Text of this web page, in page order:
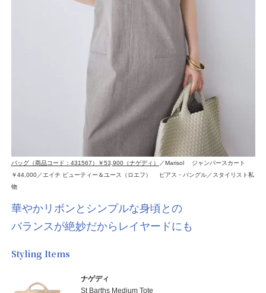
バッグ（商品コード：431567）￥53,900（ナゲディ）
／Marisol ジャンパースカート
￥44,000／エイチ ビューティー＆ユース（ロエフ） ピアス・バングル／スタイリスト私
物
華やかリボンとシンプルな身頃との
バランスが絶妙だからレイヤードにも
Styling Items
ナゲディ
St Barths Medium Tote